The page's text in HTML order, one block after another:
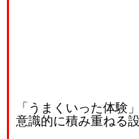
「うまくいった体験
意識的に積み重ねる